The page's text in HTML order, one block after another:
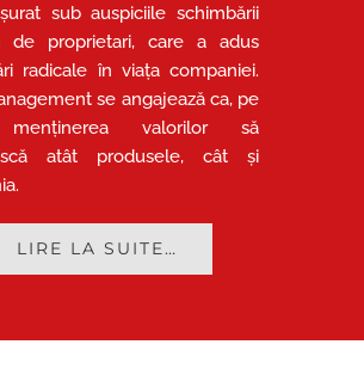
sub auspiciile schimbării
de proprietari, care a adus
radicale în viața companiei.
se angajează ca, pe
valorilor să
atât produsele, cât și
LIRE LA SUITE…